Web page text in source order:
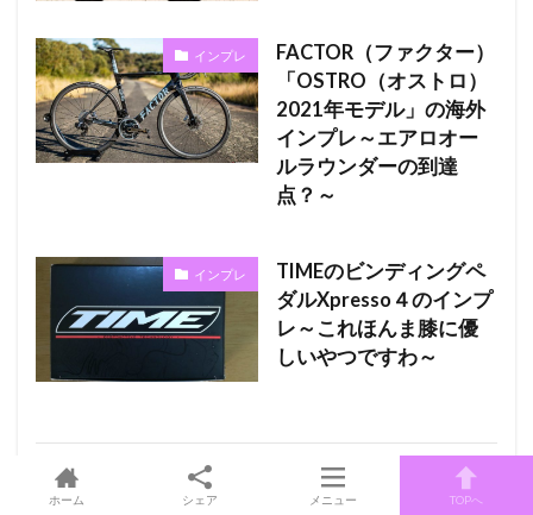
インプレ
FACTOR（ファクター）
「OSTRO（オストロ）
2021年モデル」の海外
インプレ～エアロオー
ルラウンダーの到達
点？～
インプレ
TIMEのビンディングペ
ダルXpresso４のインプ
レ～これほんま膝に優
しいやつですわ～
コメント
ホーム シェア メニュー TOPへ